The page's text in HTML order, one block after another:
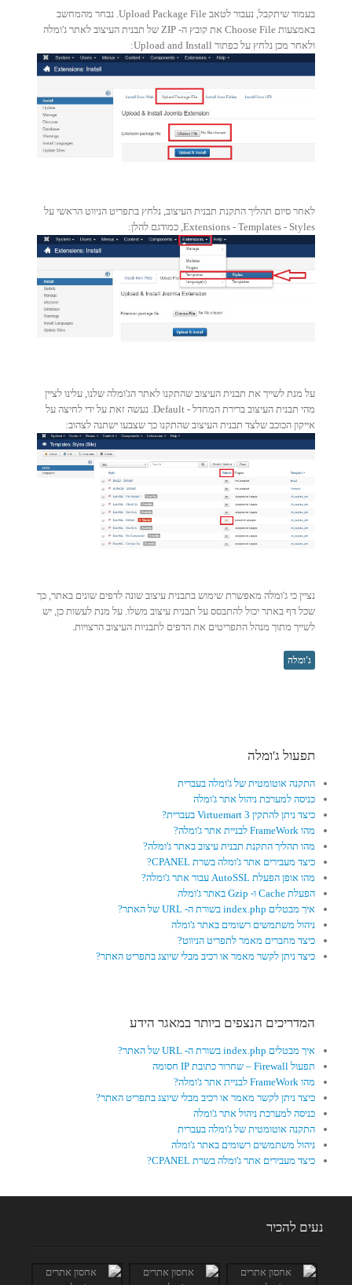
בעמוד שיתקבל, נעבור לטאב Upload Package File. נבחר מהמחשב
באמצעות Choose File את קובץ ה- ZIP של תבנית העיצוב לאתר ג'ומלה
ולאחר מכן נלחץ על כפתור Upload and Install:
לאחר סיום תהליך התקנת תבנית העיצוב, נלחץ בתפריט הניווט הראשי על
Extensions - Templates - Styles, כמודגם להלן:
על מנת לשייך את תבנית העיצוב שהתקנו לאתר הג'ומלה שלנו, עלינו לציין
מהי תבנית העיצוב ברירת המחדל - Default. נעשה זאת על ידי לחיצה על
אייקון הכוכב שלצד תבנית העיצוב שהתקנו כך שצבעו ישתנה לצהוב:
נציין כי ג'ומלה מאפשרת שימוש בתבנית עיצוב שונה לדפים שונים באתר, כך
שכל דף באתר יכול להתבסס על תבנית עיצוב משלו. על מנת לעשות כן, יש
לשייך מתוך מנהל התפריטים את הדפים לתבניות העיצוב הרצויות.
ג'ומלה
תפעול ג'ומלה
התקנה אוטומטית של ג'ומלה בעברית
כניסה למערכת ניהול אתר ג'ומלה
כיצד ניתן להתקין Virtuemart 3 בעברית?
מהו FrameWork לבניית אתר ג'ומלה?
מהו תהליך התקנת תבנית עיצוב באתר ג'ומלה?
כיצד מעבירים אתר ג'ומלה בשרת CPANEL?
מהו אופן הפעלת AutoSSL עבור אתר ג'ומלה?
הפעלת Cache ו- Gzip באתר ג'ומלה
איך מבטלים index.php בשורת ה- URL של האתר?
ניהול משתמשים רשומים באתר ג'ומלה
כיצד מחברים מאמר לתפריט הניווט?
כיצד ניתן לקשר מאמר או רכיב מבלי שיוצג בתפריט האתר?
המדריכים הנצפים ביותר במאגר הידע
איך מבטלים index.php בשורת ה- URL של האתר?
תפעול Firewall – שחרור כתובת IP חסומה
מהו FrameWork לבניית אתר ג'ומלה?
כיצד ניתן לקשר מאמר או רכיב מבלי שיוצג בתפריט האתר?
כניסה למערכת ניהול אתר ג'ומלה
התקנה אוטומטית של ג'ומלה בעברית
ניהול משתמשים רשומים באתר ג'ומלה
כיצד מעבירים אתר ג'ומלה בשרת CPANEL?
נעים להכיר